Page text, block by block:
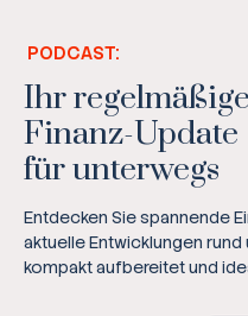
PODCAST:
Ihr
Finanz-Update
für unterwegs
Entdecken Sie spannende
aktuelle Entwicklungen
kompakt aufbereitet und